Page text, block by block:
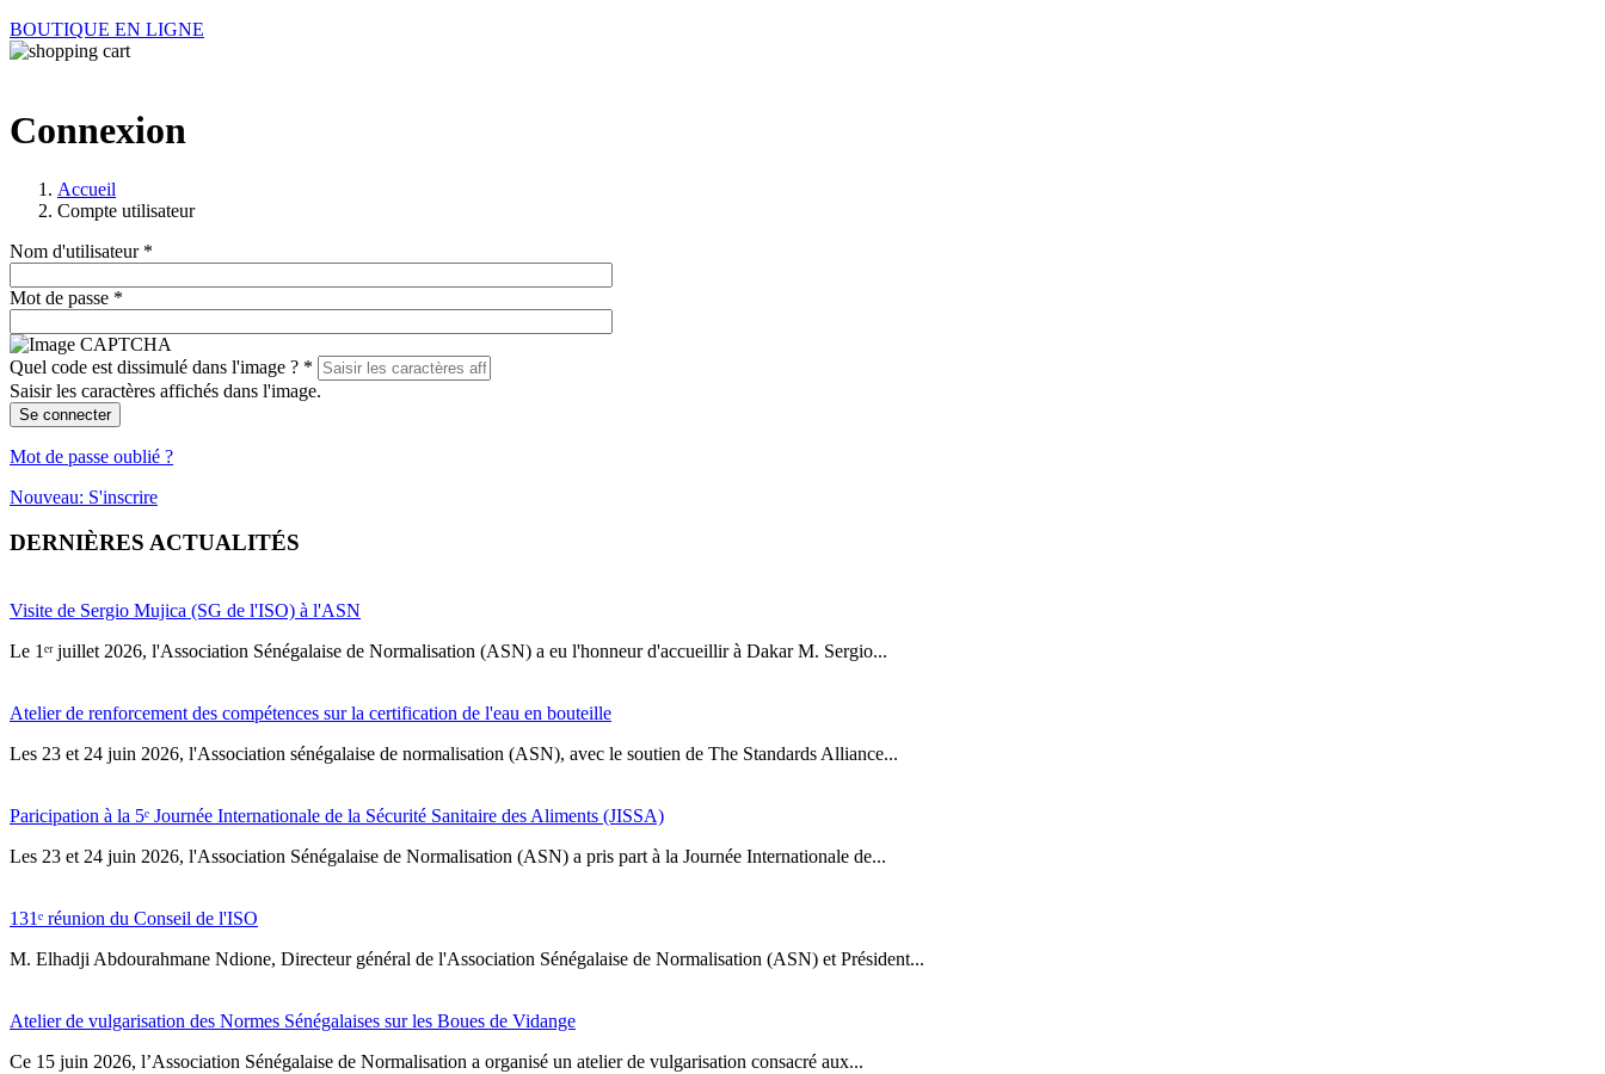
BOUTIQUE EN LIGNE
Connexion
Accueil
Compte utilisateur
Nom d'utilisateur *
Mot de passe *
Quel code est dissimulé dans l'image ? *
Saisir les caractères affichés dans l'image.
Se connecter
Mot de passe oublié ?
Nouveau: S'inscrire
DERNIÈRES ACTUALITÉS
Visite de Sergio Mujica (SG de l'ISO) à l'ASN
Le 1ᵉʳ juillet 2026, l'Association Sénégalaise de Normalisation (ASN) a eu l'honneur d'accueillir à Dakar M. Sergio...
Atelier de renforcement des compétences sur la certification de l'eau en bouteille
Les 23 et 24 juin 2026, l'Association sénégalaise de normalisation (ASN), avec le soutien de The Standards Alliance...
Paricipation à la 5ᵉ Journée Internationale de la Sécurité Sanitaire des Aliments (JISSA)
‎Les 23 et 24 juin 2026, l'Association Sénégalaise de Normalisation (ASN) a pris part à la Journée Internationale de...
131ᵉ réunion du Conseil de l'ISO
M. Elhadji Abdourahmane Ndione, Directeur général de l'Association Sénégalaise de Normalisation (ASN) et Président...
Atelier de vulgarisation des Normes Sénégalaises sur les Boues de Vidange
Ce 15 juin 2026, l’Association Sénégalaise de Normalisation a organisé un atelier de vulgarisation consacré aux...